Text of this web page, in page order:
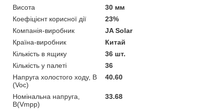
Висота
30 мм
Коефіцієнт корисної дії
23%
Компанія-виробник
JA Solar
Країна-виробник
Китай
Кількість в ящику
36 шт.
Кількість у палеті
36
Напруга холостого ходу, В
(Voc)
40.60
Номінальна напруга,
В(Vmpp)
33.68